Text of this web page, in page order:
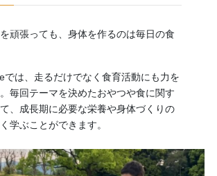
頑張っても、身体を作るのは毎日の食
では、走るだけでなく食育活動にも力を
毎回テーマを決めたおやつや食に関す
、成長期に必要な栄養や身体づくりの
学ぶことができます。